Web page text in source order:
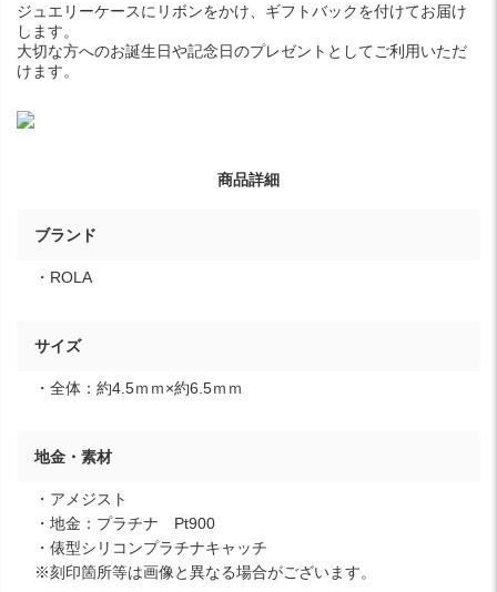
ジュエリーケースにリボンをかけ、ギフトバックを付けてお届け
します。
大切な方へのお誕生日や記念日のプレゼントとしてご利用いただ
けます。
商品詳細
ブランド
・ROLA
サイズ
・全体：約4.5ｍｍ×約6.5ｍｍ
地金・素材
・アメジスト
・地金：プラチナ Pt900
・俵型シリコンプラチナキャッチ
※刻印箇所等は画像と異なる場合がございます。